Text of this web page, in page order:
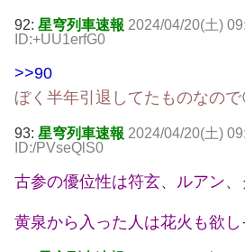
92: 星穹列車速報 2024/04/20(土)
ID:+UU1erfG0
>>90
ぼく半年引退してたものなので
93: 星穹列車速報 2024/04/20(土)
ID:/PVseQlS0
古参の優位性は符玄、ルアン
黄泉から入った人は花火も欲